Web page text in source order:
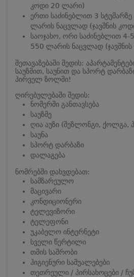
კოდი 20 ლარი)
ერთი საძინებლით 3
ლარის ნაცვლად (ჯავშნის
საოჯახო, ორი საძინებლით
550 ლარის ნაცვლად
შეთავაზებაში შედის:
საუზმით, საუნით და სპორტ
პირველ ზოლში!
ღირებულებაში შედის:
ნომერში განთავსება
საუზმე
ღია აუზი (შეზლონგი, ქოლგა,
საუნა
სპორტ დარბაზი
დალაგება
ნომრებში დახვდებათ:
სამზარეულო
მაცივარი
კონდიციონერი
ტელევიზორი
ტელეფონი
უკაბელო ინტერნეტი
სველი წერტილი
თმის საშრობი
ჰიგიენური საშუალებები
თეთრეული / პირსახოცები /